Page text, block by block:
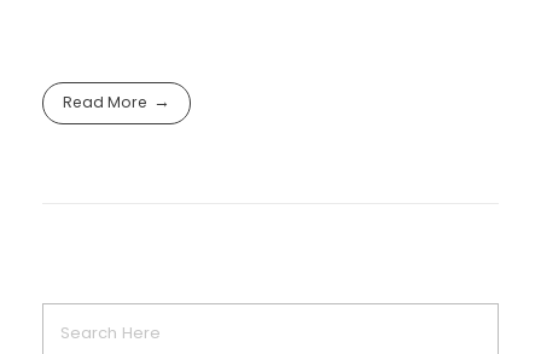
Read More